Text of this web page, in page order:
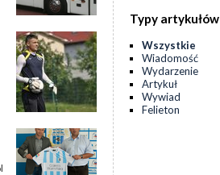
Typy artykułów
Wszystkie
Wiadomość
Wydarzenie
Artykuł
Wywiad
Felieton